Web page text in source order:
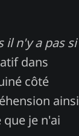
il n'y a pas si
dans
côté
ainsi
je n'ai